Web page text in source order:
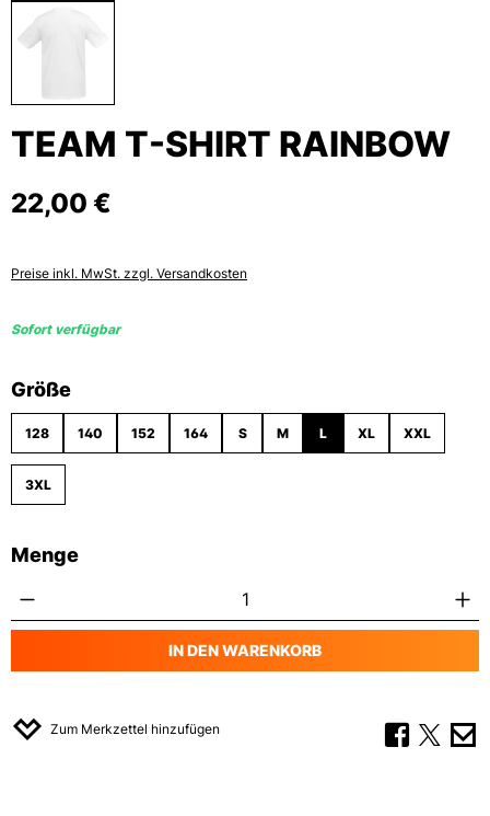
TEAM T-SHIRT RAINBOW
22,00 €
Preise inkl. MwSt. zzgl. Versandkosten
Sofort verfügbar
Größeauswählen
128 140 152 164 S M L XL XXL
3XL
Menge
Produkt Anzahl: Gib den gewünschten
IN DEN WARENKORB
Zum Merkzettel hinzufügen